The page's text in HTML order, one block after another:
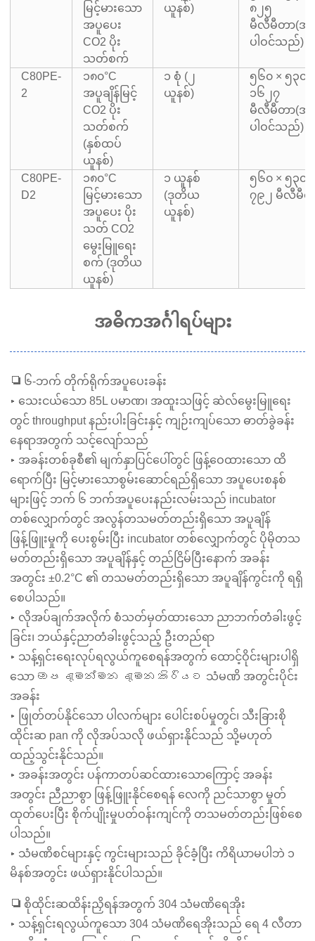
မြင့်မားသော
အပူပေး
CO2 ပိုး
သတ်စက်
ယူနစ်)
၈၂၅
မီလီမီတာ(အ
ပါဝင်သည်)
C80PE-
2
၁၈၀°C
အပူချိန်မြင့်
CO2 ပိုး
သတ်စက်
(နှစ်ထပ်
ယူနစ်)
၁ စုံ (၂
ယူနစ်)
၅၆၀ × ၅၃၀
၁၆၂၇
မီလီမီတာ(အ
ပါဝင်သည်)
C80PE-
D2
၁၈၀°C
မြင့်မားသော
အပူပေး ပိုး
သတ် CO2
မွေးမြူရေး
စက် (ဒုတိယ
ယူနစ်)
၁ ယူနစ်
(ဒုတိယ
ယူနစ်)
၅၆၀ × ၅၃၀
၇၉၂ မီလီမီ
အဓိကအင်္ဂါရပ်များ
❏ ၆-ဘက် တိုက်ရိုက်အပူပေးခန်း
▸ သေးငယ်သော 85L ပမာဏ၊ အထူးသဖြင့် ဆဲလ်မွေးမြူရေး
တွင် throughput နည်းပါးခြင်းနှင့် ကျဉ်းကျပ်သော ဓာတ်ခွဲခန်း
နေရာအတွက် သင့်လျော်သည်
▸ အခန်းတစ်ခုစီ၏ မျက်နှာပြင်ပေါ်တွင် ဖြန့်ဝေထားသော ထိ
ရောက်ပြီး မြင့်မားသောစွမ်းဆောင်ရည်ရှိသော အပူပေးစနစ်
များဖြင့် ဘက် ၆ ဘက်အပူပေးနည်းလမ်းသည် incubator
တစ်လျှောက်တွင် အလွန်တသမတ်တည်းရှိသော အပူချိန်
ဖြန့်ဖြူးမှုကို ပေးစွမ်းပြီး incubator တစ်လျှောက်တွင် ပိုမိုတသ
မတ်တည်းရှိသော အပူချိန်နှင့် တည်ငြိမ်ပြီးနောက် အခန်း
အတွင်း ±0.2°C ၏ တသမတ်တည်းရှိသော အပူချိန်ကွင်းကို ရရှိ
စေပါသည်။
▸ လိုအပ်ချက်အလိုက် စံသတ်မှတ်ထားသော ညာဘက်တံခါးဖွင့်
ခြင်း၊ ဘယ်နှင့်ညာတံခါးဖွင့်သည့် ဦးတည်ရာ
▸ သန့်ရှင်းရေးလုပ်ရလွယ်ကူစေရန်အတွက် ထောင့်ဝိုင်းများပါရှိ
သော ඔප දැමන්මන දැමන කිරියට သံမဏိ အတွင်းပိုင်း
အခန်း
▸ ဖြုတ်တပ်နိုင်သော ပါလက်များ ပေါင်းစပ်မှုတွင်၊ သီးခြားစို
ထိုင်းဆ pan ကို လိုအပ်သလို ဖယ်ရှားနိုင်သည် သို့မဟုတ်
ထည့်သွင်းနိုင်သည်။
▸ အခန်းအတွင်း ပန်ကာတပ်ဆင်ထားသောကြောင့် အခန်း
အတွင်း ညီညာစွာ ဖြန့်ဖြူးနိုင်စေရန် လေကို ညင်သာစွာ မှုတ်
ထုတ်ပေးပြီး စိုက်ပျိုးမှုပတ်ဝန်းကျင်ကို တသမတ်တည်းဖြစ်စေ
ပါသည်။
▸ သံမဏိစင်များနှင့် ကွင်းများသည် ခိုင်ခံ့ပြီး ကိရိယာမပါဘဲ ၁
မိနစ်အတွင်း ဖယ်ရှားနိုင်ပါသည်။
❏ စိုထိုင်းဆထိန်းညှိရန်အတွက် 304 သံမဏိရေအိုး
▸ သန့်ရှင်းရလွယ်ကူသော 304 သံမဏိရေအိုးသည် ရေ 4 လီတာ